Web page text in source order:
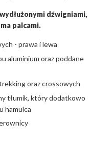
dźwigniami,
palcami.
- prawa i lewa
aluminium oraz poddane
oraz crossowych
tłumik, który dodatkowo
hamulca